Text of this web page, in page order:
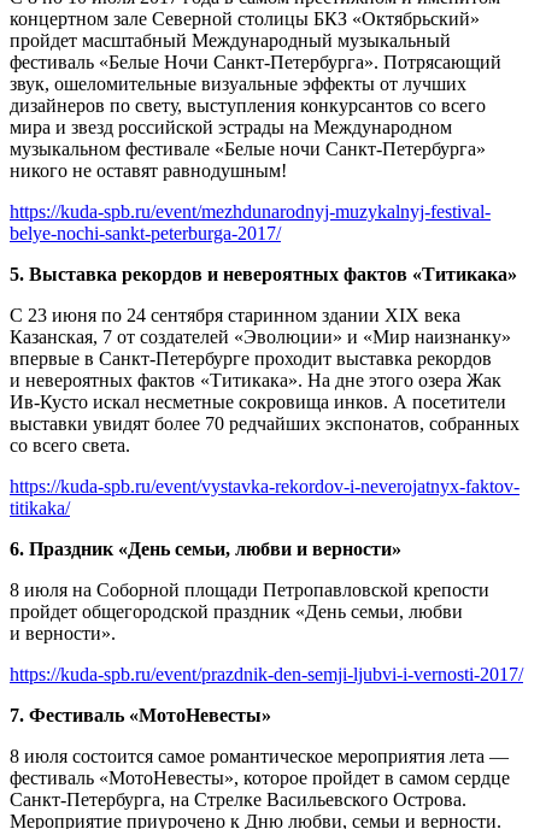
концертном зале Северной столицы БКЗ «Октябрьский»
пройдет масштабный Международный музыкальный
фестиваль «Белые Ночи Санкт-Петербурга». Потрясающий
звук, ошеломительные визуальные эффекты от лучших
дизайнеров по свету, выступления конкурсантов со всего
мира и звезд российской эстрады на Международном
музыкальном фестивале «Белые ночи Санкт-Петербурга»
никого не оставят равнодушным!
https://kuda-spb.ru/event/mezhdunarodnyj-muzykalnyj-festival-
belye-nochi-sankt-peterburga-2017/
5. Выставка рекордов и невероятных фактов «Титикака»
С 23 июня по 24 сентября старинном здании XIX века
Казанская, 7 от создателей «Эволюции» и «Мир наизнанку»
впервые в Санкт-Петербурге проходит выставка рекордов
и невероятных фактов «Титикака». На дне этого озера Жак
Ив-Кусто искал несметные сокровища инков. А посетители
выставки увидят более 70 редчайших экспонатов, собранных
со всего света.
https://kuda-spb.ru/event/vystavka-rekordov-i-neverojatnyx-faktov-
titikaka/
6. Праздник «День семьи, любви и верности»
8 июля на Соборной площади Петропавловской крепости
пройдет общегородской праздник «День семьи, любви
и верности».
https://kuda-spb.ru/event/prazdnik-den-semji-ljubvi-i-vernosti-2017/
7. Фестиваль «МотоНевесты»
8 июля состоится самое романтическое мероприятия лета —
фестиваль «МотоНевесты», которое пройдет в самом сердце
Санкт-Петербурга, на Стрелке Васильевского Острова.
Мероприятие приурочено к Дню любви, семьи и верности.